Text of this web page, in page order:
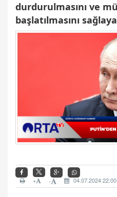
durdurulmasını ve
başlatılmasını
04.07.2024
-
+